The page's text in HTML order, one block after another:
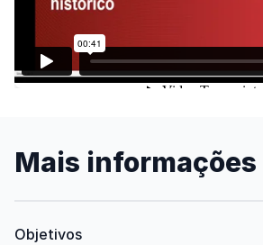
Mais informações
Objetivos